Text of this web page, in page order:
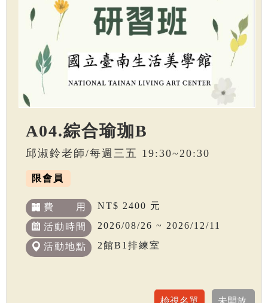
A04.綜合瑜珈B
邱淑鈴老師/每週三五 19:30~20:30
限會員
費 用 NT$ 2400 元
活動時間 2026/08/26 ~ 2026/12/11
活動地點 2館B1排練室